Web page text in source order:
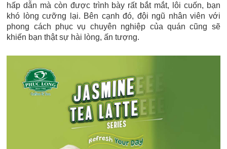
hấp dẫn mà còn được trình bày rất bắt mắt, lôi cuốn, bạn
khó lòng cưỡng lại. Bên cạnh đó, đội ngũ nhân viên với
phong cách phục vụ chuyên nghiệp của quán cũng sẽ
khiến bạn thật sự hài lòng, ấn tượng.